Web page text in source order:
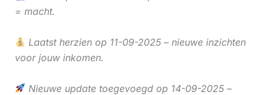
= macht.
Laatst herzien op 11-09-2025 – nieuwe inzichten
voor jouw inkomen.
Nieuwe update toegevoegd op 14-09-2025 –